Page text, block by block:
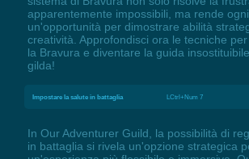
apparentemente impossibili, ma rende
un'opportunità per dimostrare abilità
creatività. Approfondisci ora le tecniche
la Bravura e diventare la guida
gilda!
Impostare la salute in battaglia LCtrl+Num 7
In Our Adventurer Guild, la possibilità di
in battaglia si rivela un'opzione strategica